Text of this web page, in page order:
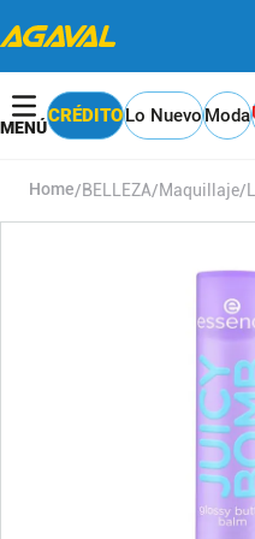
CRÉDITOLo NuevoModa
BELLEZA Maquillaje